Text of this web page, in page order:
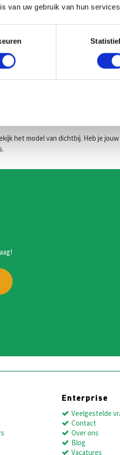
van uw gebruik van hun
opzegbaar. Zo houd je volledige
onderhoud,
beschikbaar, zodat je zonder
het model van dichtbij. Heb je
Enterprise
Veelgestelde
Contact
Over ons
Blog
Vacatures